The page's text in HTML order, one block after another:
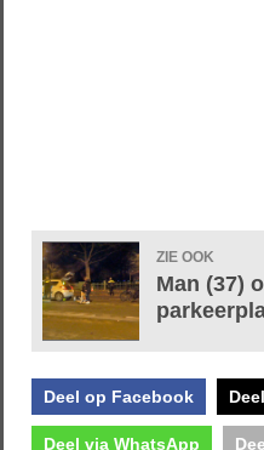
ZIE OOK
Man (37)
Deel op Facebook
Deel via WhatsApp